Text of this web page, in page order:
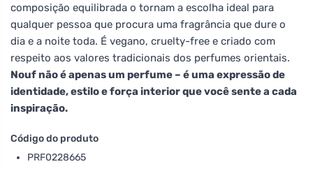
composição equilibrada o tornam a escolha ideal para
qualquer pessoa que procura uma fragrância que dure o
dia e a noite toda. É vegano, cruelty-free e criado com
respeito aos valores tradicionais dos perfumes orientais.
Nouf não é apenas um perfume – é uma expressão de
identidade, estilo e força interior que você sente a cada
inspiração.
Código do produto
PRF0228665